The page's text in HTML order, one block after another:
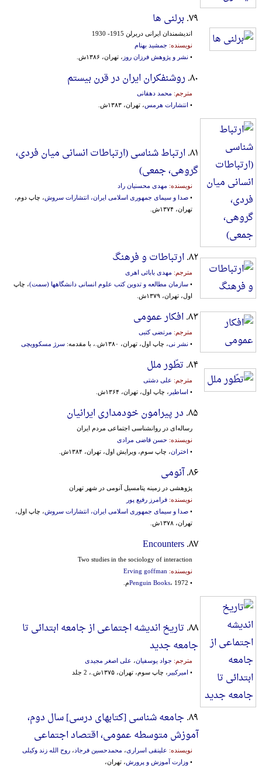
۷۹. برلنی ها
اندیشمندان‌ ایرانی‌ دربرلن‌ 1915- 1930
نویسنده: جمشید بهنام
• نشر و پژوهش فرزان روز ، تهران، ۱۳۸۶ش.
۸۰. روشنفکران ایران در قرن بیستم
مترجم: محمد دهقانی
• انتشارات هرمس، تهران، ۱۳۸۳ش.
۸۱. ارتباط شناسی (ارتباطات‌ انسانی‌ میان‌ فردی‌،
گروهی‌، جمعی‌)
نویسنده: مهدی محسنیان راد
• صدا و سیمای جمهوری اسلامی ایران، انتشارات سروش، چاپ دوم،
تهران، ۱۳۷۴ش.
۸۲. ارتباطات و فرهنگ
مترجم: مهدی بابائی اهری
• سازمان مطالعه و تدوین‌ کتب‌ علوم‌ انسانی‌ دانشگاهها (سمت‌)، چاپ
اول، تهران، ۱۳۷۹ش.
۸۳. افکار عمومی
مترجم: مرتضی کتبی
• نشر نی، چاپ اول، تهران، ۱۳۸۰ش.، با مقدمه: سرژ مسکوویچی
۸۴. تطّور ملل
مترجم: علی دشتی
• اساطیر ، چاپ اول، تهران، ۱۳۶۴ش.
۸۵. در پیرامون خودمداری ایرانیان
رساله‌ای‌ در روانشناسی‌ اجتماعی‌ مردم‌ ایران‌
نویسنده: حسن قاضی مرادی
• اختران، چاپ سوم، ویرایش اول، تهران، ۱۳۸۴ش.
۸۶. آنومی
پژوهشی در زمینه پتامسیل آنومی در شهر تهران
نویسنده: فرامرز رفیع پور
• صدا و سیمای جمهوری اسلامی ایران، انتشارات سروش، چاپ اول،
تهران، ۱۳۷۸ش.
۸۷. Encounters
Two studies in the sociology of interaction
نویسنده: Erving goffman
•
Penguin Books، 1972م.
۸۸. تاریخ اندیشه اجتماعی از جامعه‌ ابتدائی‌ تا
جامعه‌ جدید
مترجم: جواد یوسفیان، علی اصغر مجیدی
• امیرکبیر ، چاپ سوم، تهران، ۱۳۷۵ش.، 2 جلد
۸۹. جامعه شناسی [کتابهای‌ درسی‌] سال‌ دوم‌،
آموزش‌ متوسطه‌ عمومی‌، اقتصاد اجتماعی‌
نویسنده: علینقی اسراری، محمدحسین فرجاد ، روح الله زند وکیلی
• وزارت آموزش و پرورش، تهران،